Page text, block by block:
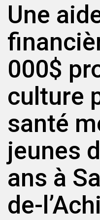
Une
000$
culture
santé
jeunes
ans à
de-